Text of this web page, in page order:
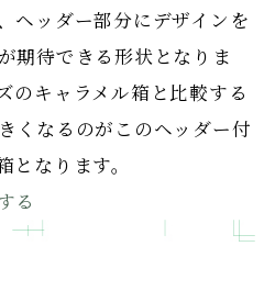
ヘッダー部分にデザインを
期待できる形状となりま
のキャラメル箱と比較する
くなるのがこのヘッダー付
となります。
る